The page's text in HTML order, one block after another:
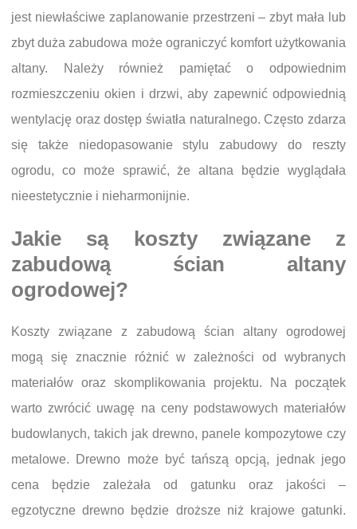
jest niewłaściwe zaplanowanie przestrzeni – zbyt mała lub
zbyt duża zabudowa może ograniczyć komfort użytkowania
altany. Należy również pamiętać o odpowiednim
rozmieszczeniu okien i drzwi, aby zapewnić odpowiednią
wentylację oraz dostęp światła naturalnego. Często zdarza
się także niedopasowanie stylu zabudowy do reszty
ogrodu, co może sprawić, że altana będzie wyglądała
nieestetycznie i nieharmonijnie.
Jakie są koszty związane z
zabudową ścian altany
ogrodowej?
Koszty związane z zabudową ścian altany ogrodowej
mogą się znacznie różnić w zależności od wybranych
materiałów oraz skomplikowania projektu. Na początek
warto zwrócić uwagę na ceny podstawowych materiałów
budowlanych, takich jak drewno, panele kompozytowe czy
metalowe. Drewno może być tańszą opcją, jednak jego
cena będzie zależała od gatunku oraz jakości –
egzotyczne drewno będzie droższe niż krajowe gatunki.